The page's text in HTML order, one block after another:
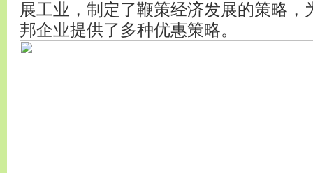
展工业，制定了鞭策经济发展的策略，
邦企业提供了多种优惠策略。